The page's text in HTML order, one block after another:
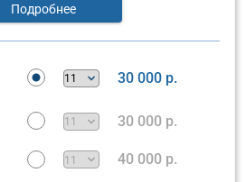
Подробнее
30 000 р.
30 000 р.
40 000 р.